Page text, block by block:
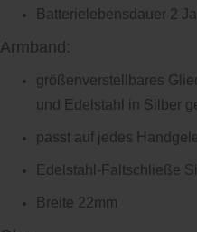
Batterielebensdauer 2
Armband:
größenverstellbares
und Edelstahl in Silber
passt auf jedes
Edelstahl-Faltschließe
Breite 22mm